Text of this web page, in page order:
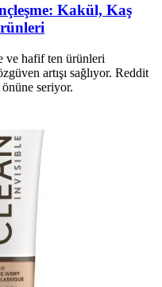
Kakül, Kaş
ve hafif ten ürünleri
artışı sağlıyor. Reddit
seriyor.